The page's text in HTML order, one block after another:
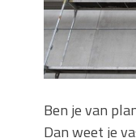
graafmachine
kopen?
Buitenleven, de
kopen
Verbouwen?
Waar let je op
Ben je van
Dan weet je